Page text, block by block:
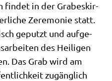
fin­det in der Gra­bes­kir­
Zere­mo­nie statt.
geputzt und auf­ge­
des Hei­li­gen
Das Grab wird am
zugäng­lich